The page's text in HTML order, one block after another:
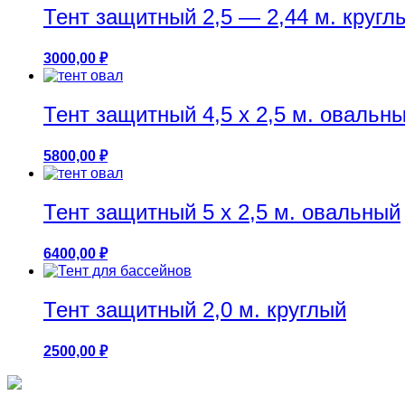
Тент защитный 2,5 — 2,44 м.
3000,00 ₽
Тент защитный 4,5 х 2,5 м.
5800,00 ₽
Тент защитный 5 х 2,5 м. овальный
6400,00 ₽
Тент защитный 2,0 м. круглый
2500,00 ₽